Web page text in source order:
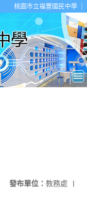
桃園市立福豐國民中學
發布單位： 教務處 |